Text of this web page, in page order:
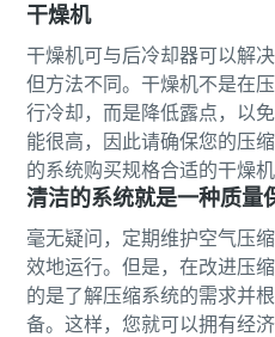
干燥机
干燥机可与后冷却器可以解
但方法不同。干燥机不是在
行冷却，而是降低露点，以
能很高，因此请确保您的压
的系统购买规格合适的干燥机
清洁的系统就是一种质量
毫无疑问，定期维护空气压
效地运行。但是，在改进压
的是了解压缩系统的需求并
备。这样，您就可以拥有经